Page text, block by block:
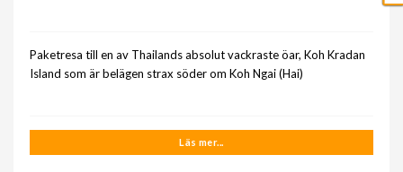
Paketresa till en av Thailands absolut vackraste öar, Koh Kradan
Island som är belägen strax söder om Koh Ngai (Hai)
Läs mer...